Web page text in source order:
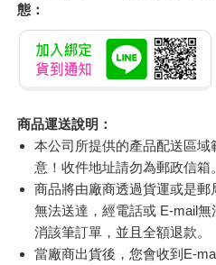
態：
商品運送說明：
本公司所提供的產品配送區
意！收件地址請勿為郵政信箱。
商品將由廠商透過貨運或是
無法送達，經電話或 E-mail
消該筆訂單，並且全額退款。
當廠商出貨後，您會收到E-